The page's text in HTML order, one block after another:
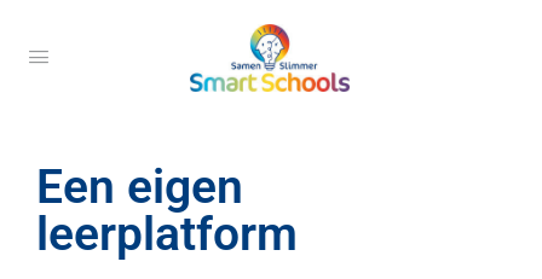
Een eigen
leerplatform